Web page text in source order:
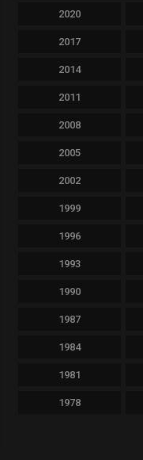
2020
2017
2014
2011
2008
2005
2002
1999
1996
1993
1990
1987
1984
1981
1978